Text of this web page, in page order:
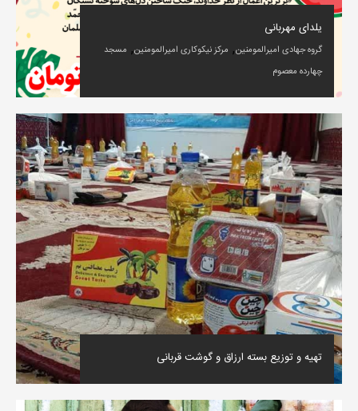
یلدای مهربانی
گروه جهادی امیرالمومنین, مرکز نیکوکاری امیرالمومنین, مسجد
چهارده معصوم
تهیه و توزیع بسته ارزاق و گوشت قربانی